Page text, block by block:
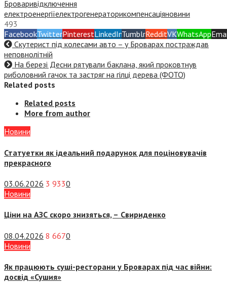
Броваривідключення
електроенергіїелектрогенераторикомпенсаціяновини
493
FacebookTwitterPinterestLinkedInTumblrRedditVKWhatsApp
Скутерист під колесами авто – у Броварах постраждав
неповнолітній
На березі Десни рятували баклана, який проковтнув
риболовний гачок та застряг на гілці дерева (ФОТО)
Related posts
Related posts
More from author
Новини
Статуетки як ідеальний подарунок для поціновувачів
прекрасного
03.06.2026 3 9330
Новини
Ціни на АЗС скоро знизяться, – Свириденко
08.04.2026 8 6670
Новини
Як працюють суші-ресторани у Броварах під час війни:
досвід «Сушия»